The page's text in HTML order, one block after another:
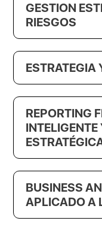
GESTION
RIESGOS
ESTRATEGIA
REPORTING
BUSINESS
APLICADO A